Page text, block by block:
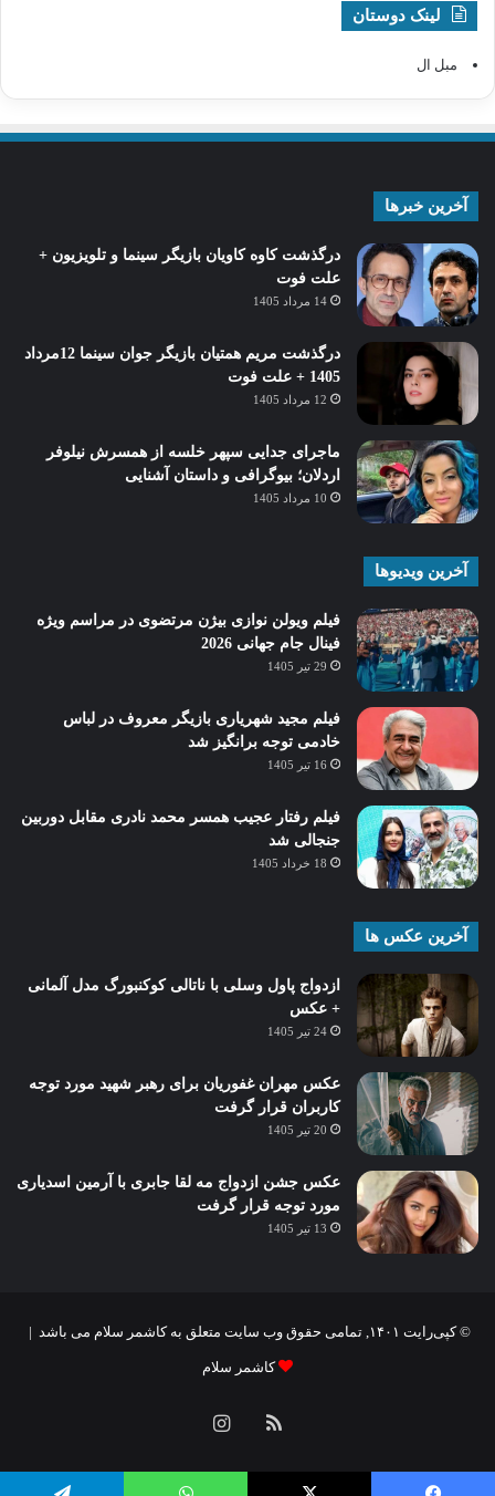
لینک دوستان
مبل ال
آخرین خبرها
درگذشت کاوه کاویان بازیگر سینما و تلویزیون +
علت فوت
14 مرداد 1405
درگذشت مریم همتیان بازیگر جوان سینما 12مرداد
1405 + علت فوت
12 مرداد 1405
ماجرای جدایی سپهر خلسه از همسرش نیلوفر
اردلان؛ بیوگرافی و داستان آشنایی
10 مرداد 1405
آخرین ویدیوها
فیلم ویولن نوازی بیژن مرتضوی در مراسم ویژه
فینال جام جهانی 2026
29 تیر 1405
فیلم مجید شهریاری بازیگر معروف در لباس
خادمی توجه برانگیز شد
16 تیر 1405
فیلم رفتار عجیب همسر محمد نادری مقابل دوربین
جنجالی شد
18 خرداد 1405
آخرین عکس ها
ازدواج پاول وسلی با ناتالی کوکنبورگ مدل آلمانی
+ عکس
24 تیر 1405
عکس مهران غفوریان برای رهبر شهید مورد توجه
کاربران قرار گرفت
20 تیر 1405
عکس جشن ازدواج مه لقا جابری با آرمین اسدیاری
مورد توجه قرار گرفت
13 تیر 1405
© کپی‌رایت ۱۴۰۱, تمامی حقوق وب سایت متعلق به کاشمر سلام می باشد |
کاشمر سلام
خوراکاینستاگرام